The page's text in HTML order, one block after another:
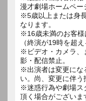
漫才劇場ホームペー
※5歳以上または身
なります。
※16歳未満のお客様
（終演が19時を超え
※ビデオ・カメラ、
影・配信禁止。
※出演者は変更にな
い。尚、変更に伴う
※迷惑行為や劇場ス
頂く場合がございま